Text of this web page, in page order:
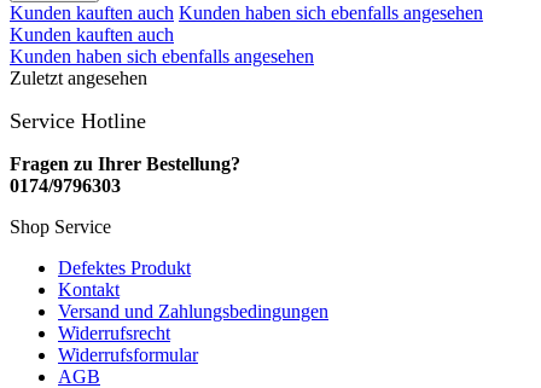
Kunden kauften auch Kunden haben sich ebenfalls angesehen
Kunden kauften auch
Kunden haben sich ebenfalls angesehen
Zuletzt angesehen
Service Hotline
Fragen zu Ihrer Bestellung?
0174/9796303
Shop Service
Defektes Produkt
Kontakt
Versand und Zahlungsbedingungen
Widerrufsrecht
Widerrufsformular
AGB